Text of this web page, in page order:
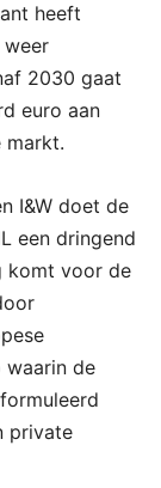
heeft
2030 gaat
euro aan
markt.
I&W doet de
een dringend
komt voor de
waarin de
private